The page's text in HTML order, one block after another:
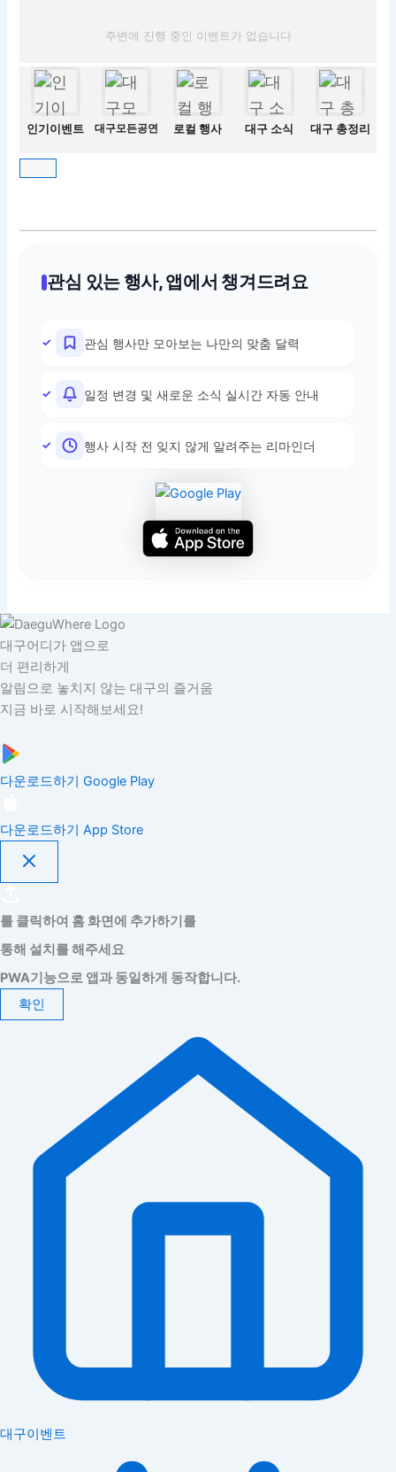
주변에 진행 중인 이벤트가 없습니다
인기이벤트 대구모든공연 로컬 행사 대구 소식 대구 총정리
관심 있는 행사, 앱에서 챙겨드려요
관심 행사만 모아보는 나만의 맞춤 달력
일정 변경 및 새로운 소식 실시간 자동 안내
행사 시작 전 잊지 않게 알려주는 리마인더
대구어디가 앱으로
더 편리하게
알림으로 놓치지 않는 대구의 즐거움
지금 바로 시작해보세요!
다운로드하기 Google Play
다운로드하기 App Store
를 클릭하여 홈 화면에 추가하기를
통해 설치를 해주세요
PWA기능으로 앱과 동일하게 동작합니다.
확인
대구이벤트